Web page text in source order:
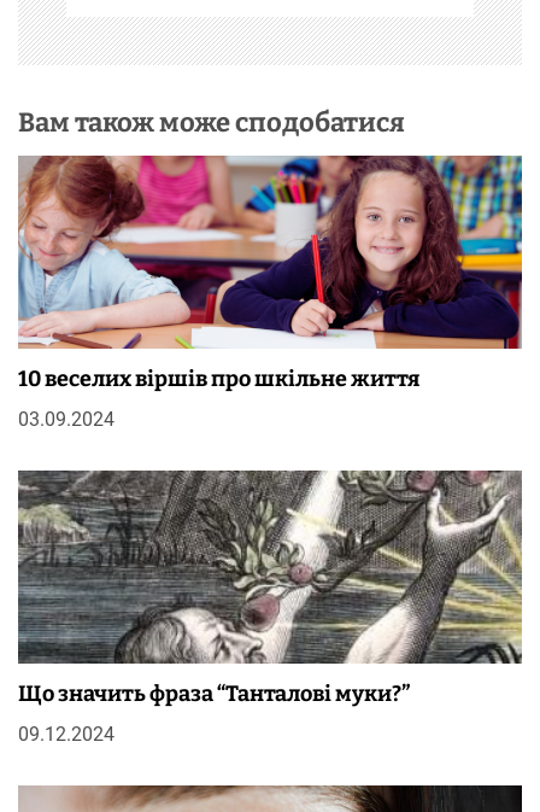
і
Вам також може сподобатися
10 веселих віршів про шкільне життя
03.09.2024
Що значить фраза “Танталові муки?”
09.12.2024